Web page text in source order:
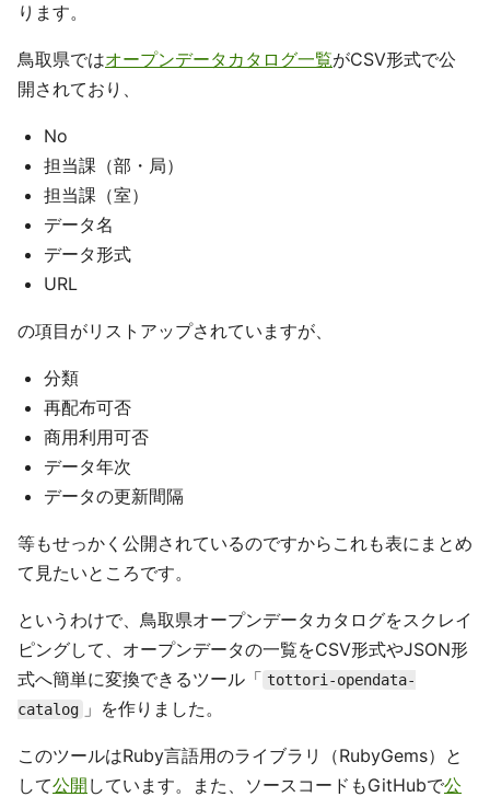
ります。
鳥取県ではオープンデータカタログ一覧がCSV形式で公
開されており、
No
担当課（部・局）
担当課（室）
データ名
データ形式
URL
の項目がリストアップされていますが、
分類
再配布可否
商用利用可否
データ年次
データの更新間隔
等もせっかく公開されているのですからこれも表にまとめ
て見たいところです。
というわけで、鳥取県オープンデータカタログをスクレイ
ピングして、オープンデータの一覧をCSV形式やJSON形
式へ簡単に変換できるツール「 tottori-opendata-
catalog 」を作りました。
このツールはRuby言語用のライブラリ（RubyGems）と
して公開 しています。また、ソースコードもGitHubで公